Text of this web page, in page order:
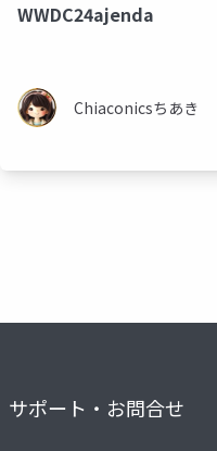
WWDC24ajenda
Chiaconicsちあき
サポート・お問合せ